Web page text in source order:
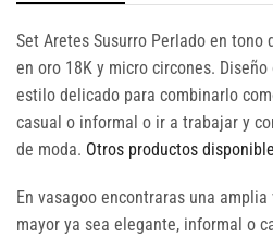
Set Aretes Susurro Perlado en tono
en oro 18K y micro circones.
estilo delicado para combinarlo
casual o informal o ir a trabajar y
de moda. Otros productos
En vasagoo encontraras una
mayor ya sea elegante, informal o